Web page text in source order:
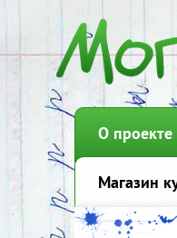
О проекте
Магазин